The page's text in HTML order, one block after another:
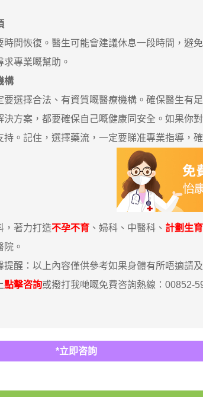
恢復。醫生可能會建議休息一段時間，避
專業嘅幫助。
構
擇合法、有資質嘅醫療機構。確保醫生有足
案，都要確保自己嘅健康同安全。如果你
持。記住，選擇藥流，一定要睇准專業指導，
著力打造不孕不育 、婦科、中醫科、 計劃生育
。
：以上內容僅供參考如果身體有所唔適請
點擊咨詢或撥打我哋嘅免費咨詢熱線：00852-
*立即咨詢